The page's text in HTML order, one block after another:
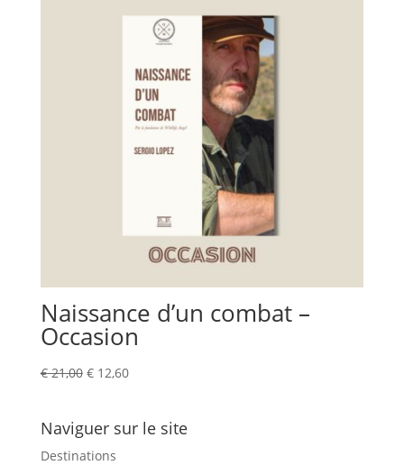
Naissance d’un combat –
Occasion
€21,00 Le
était :
€ 21,00.
€12,60Le
est :
Naviguer sur le site
Destinations